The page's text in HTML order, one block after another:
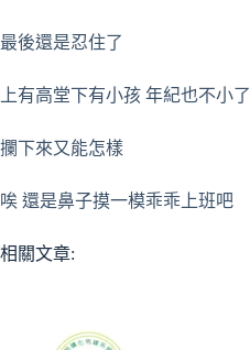
最後還是忍住了
上有高堂下有小孩 年紀也不小了
攔下來又能怎樣
唉 還是鼻子摸一模乖乖上班吧
相關文章: